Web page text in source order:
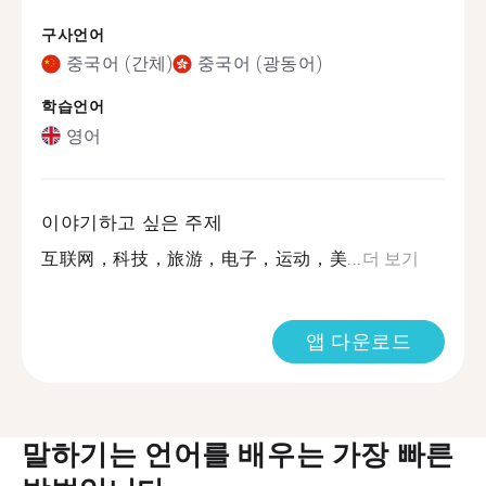
구사언어
중국어 (간체) 중국어 (광동어)
학습언어
영어
이야기하고 싶은 주제
互联网，科技，旅游，电子，运动，美... 더 보기
앱 다운로드
말하기는 언어를 배우는 가장 빠른